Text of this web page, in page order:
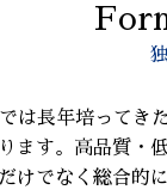
は長年培ってき
ます。高品質・
けでなく総合的